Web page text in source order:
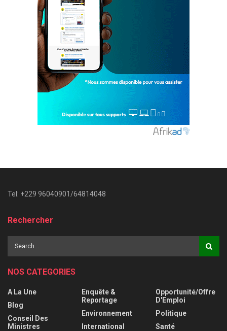
Tel: +229 96040901/64814048
Rechercher
NOS CATEGORIES
A La Une
Blog
Conseil Des
Ministres
Enquête &
Reportage
Environnement
International
Opportunité/Offre
D'Emploi
Politique
Santé